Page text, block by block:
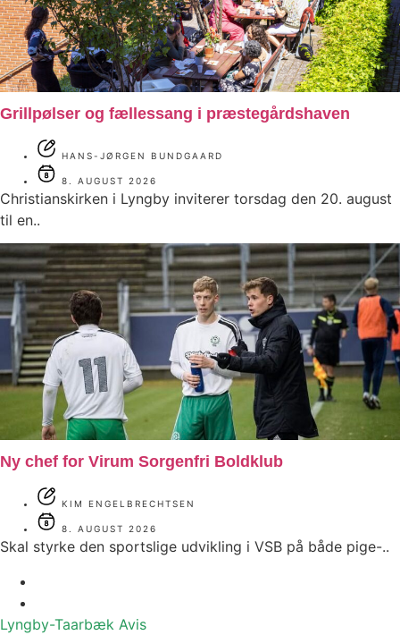
Grillpølser og fællessang i præstegårdshaven
HANS-JØRGEN BUNDGAARD
8. AUGUST 2026
Christianskirken i Lyngby inviterer torsdag den 20. august
til en..
Ny chef for Virum Sorgenfri Boldklub
KIM ENGELBRECHTSEN
8. AUGUST 2026
Skal styrke den sportslige udvikling i VSB på både pige-..
Lyngby-Taarbæk Avis